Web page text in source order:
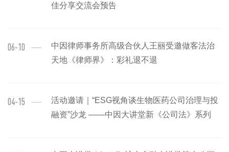
佳分享交流会预告
06-10
中因律师事务所高级合伙人王丽受邀做客法治
天地《律师界》：彩礼退不退
04-15
活动邀请｜“ESG视角谈生物医药公司治理与投
融资”沙龙 ——中因大讲堂新《公司法》系列